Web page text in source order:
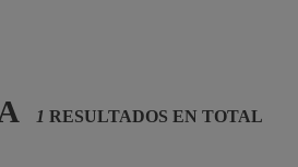
1 RESULTADOS EN TOTAL